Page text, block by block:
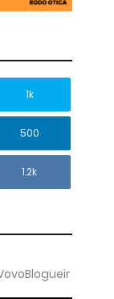
1k
500
1.2k